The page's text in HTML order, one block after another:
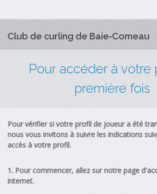
Club de curling de Baie‑Comeau
Pour accéder à votre
première fois
Pour vérifier si votre profil de joueur a été
nous vous invitons à suivre les indications
accès à votre profil.
1. Pour commencer, allez sur notre page
internet.